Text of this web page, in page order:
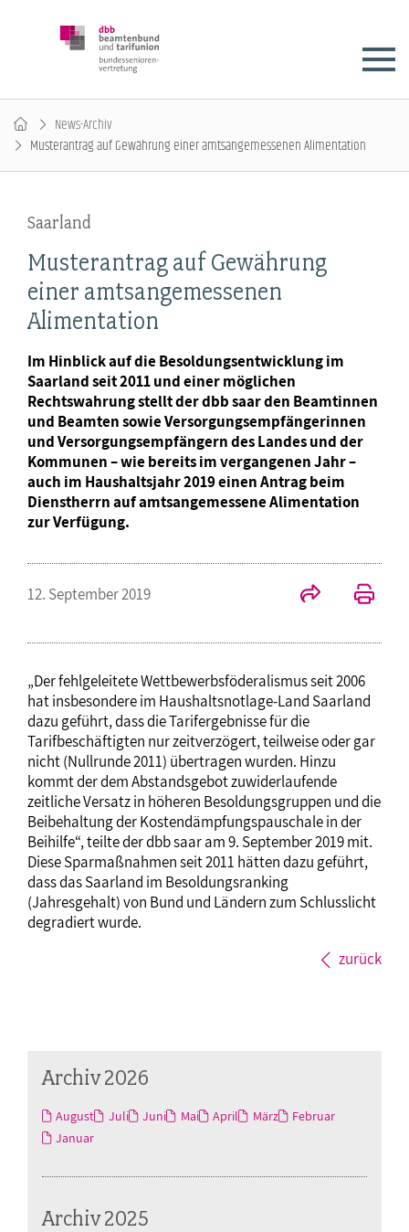
News-Archiv
Musterantrag auf Gewährung einer amtsangemessenen Alimentation
Saarland
Musterantrag auf Gewährung
einer amtsangemessenen
Alimentation
Im Hinblick auf die Besoldungsentwicklung im
Saarland seit 2011 und einer möglichen
Rechtswahrung stellt der dbb saar den Beamtinnen
und Beamten sowie Versorgungsempfängerinnen
und Versorgungsempfängern des Landes und der
Kommunen – wie bereits im vergangenen Jahr –
auch im Haushaltsjahr 2019 einen Antrag beim
Dienstherrn auf amtsangemessene Alimentation
zur Verfügung.
12. September 2019
„Der fehlgeleitete Wettbewerbsföderalismus seit 2006
hat insbesondere im Haushaltsnotlage-Land Saarland
dazu geführt, dass die Tarifergebnisse für die
Tarifbeschäftigten nur zeitverzögert, teilweise oder gar
nicht (Nullrunde 2011) übertragen wurden. Hinzu
kommt der dem Abstandsgebot zuwiderlaufende
zeitliche Versatz in höheren Besoldungsgruppen und die
Beibehaltung der Kostendämpfungspauschale in der
Beihilfe“, teilte der dbb saar am 9. September 2019 mit.
Diese Sparmaßnahmen seit 2011 hätten dazu geführt,
dass das Saarland im Besoldungsranking
(Jahresgehalt) von Bund und Ländern zum Schlusslicht
degradiert wurde.
zurück
Archiv 2026
August Juli Juni Mai April März
Februar
Januar
Archiv 2025